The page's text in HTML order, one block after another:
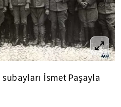
İsmet Paşayla